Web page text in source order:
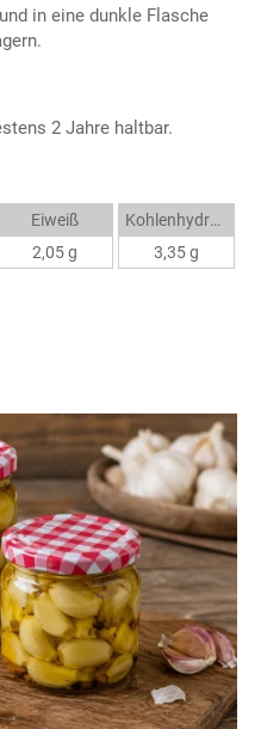
in eine dunkle Flasche
2 Jahre haltbar.
Eiweiß
2,05 g
Kohlenhydrate
3,35 g